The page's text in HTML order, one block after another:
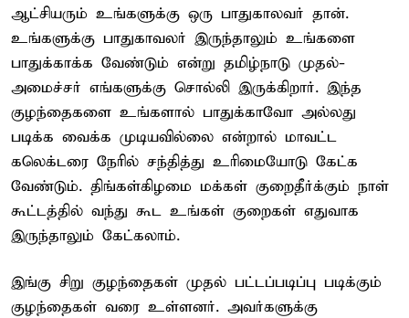
ஆட்சியரும் உங்களுக்கு ஒரு பாதுகாலவர் தான்.
உங்களுக்கு பாதுகாவலர் இருந்தாலும் உங்களை
பாதுக்காக்க வேண்டும் என்று தமிழ்நாடு முதல்-
அமைச்சர் எங்களுக்கு சொல்லி இருக்கிறார். இந்த
குழந்தைகளை உங்களால் பாதுக்காவோ அல்லது
படிக்க வைக்க முடியவில்லை என்றால் மாவட்ட
கலெக்டரை நேரில் சந்தித்து உரிமையோடு கேட்க
வேண்டும். திங்கள்கிழமை மக்கள் குறைதீர்க்கும் நாள்
கூட்டத்தில் வந்து கூட உங்கள் குறைகள் எதுவாக
இருந்தாலும் கேட்கலாம்.
இங்கு சிறு குழந்தைகள் முதல் பட்டப்படிப்பு படிக்கும்
குழந்தைகள் வரை உள்ளனர். அவர்களுக்கு